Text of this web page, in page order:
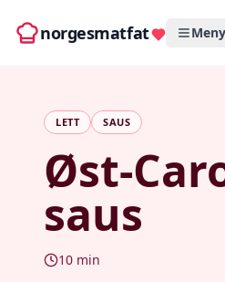
norgesmatfat Meny
LETT SAUS
Øst-
saus
10 min